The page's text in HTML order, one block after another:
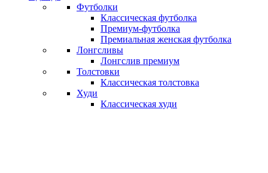
Футболки
Классическая футболка
Премиум-футболка
Премиальная женская футболка
Лонгсливы
Лонгслив премиум
Толстовки
Классическая толстовка
Худи
Классическая худи